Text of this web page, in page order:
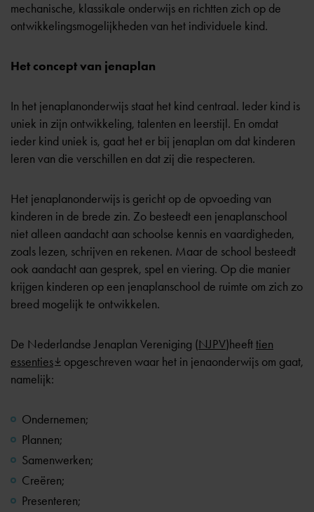
mechanische, klassikale onderwijs en richtten zich op de
ontwikkelingsmogelijkheden van het individuele kind.
Het concept van jenaplan
In het jenaplanonderwijs staat het kind centraal. Ieder kind is
uniek in zijn ontwikkeling, talenten en leerstijl. En omdat
ieder kind uniek is, gaat het er bij jenaplan om dat kinderen
leren van die verschillen en dat zij die respecteren.
Het jenaplanonderwijs is gericht op de opvoeding van
kinderen in de brede zin. Zo besteedt een jenaplanschool
niet alleen aandacht aan schoolse kennis en vaardigheden,
zoals lezen, schrijven en rekenen. Maar de school besteedt
ook aandacht aan gesprek, spel en viering. Op die manier
krijgen kinderen op een jenaplanschool de ruimte om zich zo
breed mogelijk te ontwikkelen.
De Nederlandse Jenaplan Vereniging (NJPV)heefttien
essenties
opgeschreven waar het in jenaonderwijs om gaat,
namelijk:
Ondernemen;
Plannen;
Samenwerken;
Creëren;
Presenteren;